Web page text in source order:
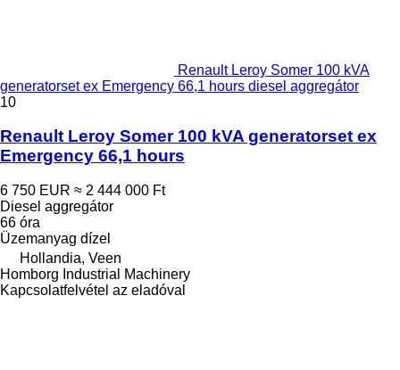
Renault Leroy Somer 100 kVA
generatorset ex Emergency 66,1 hours diesel aggregátor
10
Renault Leroy Somer 100 kVA generatorset ex
Emergency 66,1 hours
6 750 EUR ≈ 2 444 000 Ft
Diesel aggregátor
66 óra
Üzemanyag dízel
Hollandia, Veen
Homborg Industrial Machinery
Kapcsolatfelvétel az eladóval